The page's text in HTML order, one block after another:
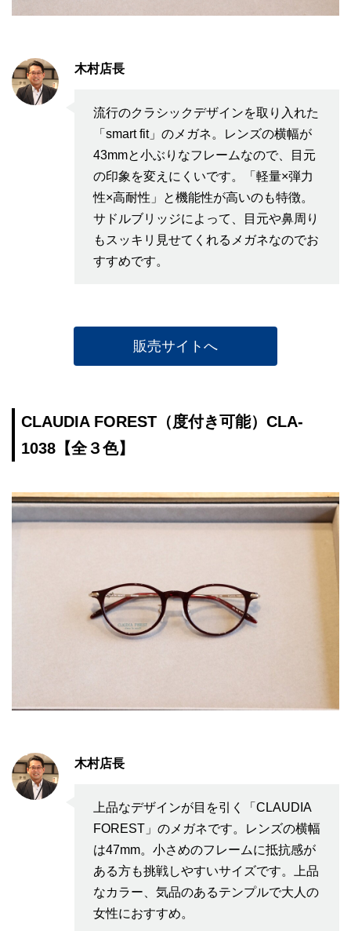
木村店長
流行のクラシックデザインを取り入れた
「smart fit」のメガネ。レンズの横幅が
43mmと小ぶりなフレームなので、目元
の印象を変えにくいです。「軽量×弾力
性×高耐性」と機能性が高いのも特徴。
サドルブリッジによって、目元や鼻周り
もスッキリ見せてくれるメガネなのでお
すすめです。
販売サイトへ
CLAUDIA FOREST（度付き可能）CLA-
1038【全３色】
木村店長
上品なデザインが目を引く「CLAUDIA
FOREST」のメガネです。レンズの横幅
は47mm。小さめのフレームに抵抗感が
ある方も挑戦しやすいサイズです。上品
なカラー、気品のあるテンプルで大人の
女性におすすめ。